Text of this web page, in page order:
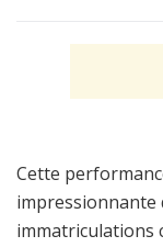
Cette
impressionnante
immatriculations